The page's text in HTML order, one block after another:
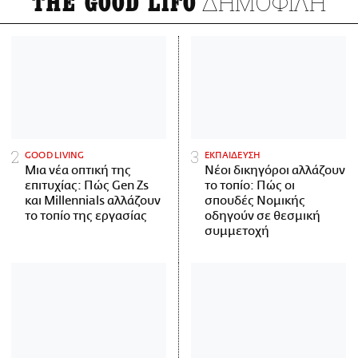
GOOD LIVING
Μια νέα οπτική της
επιτυχίας: Πώς Gen Zs
και Millennials αλλάζουν
το τοπίο της εργασίας
ΕΚΠΑΙΔΕΥΣΗ
Νέοι δικηγόροι αλλάζουν
το τοπίο: Πώς οι
σπουδές Νομικής
οδηγούν σε θεσμική
συμμετοχή